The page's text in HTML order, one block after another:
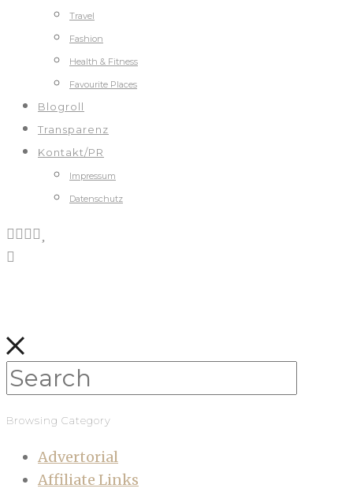
Travel
Fashion
Health & Fitness
Favourite Places
Blogroll
Transparenz
Kontakt/PR
Impressum
Datenschutz
Browsing Category
Advertorial
Affiliate Links